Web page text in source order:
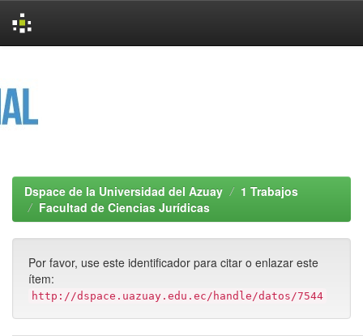
Dspace de la Universidad del Azuay
1 Trabajos
Facultad de Ciencias Jurídicas
Por favor, use este identificador para citar o enlazar este
ítem:
http://dspace.uazuay.edu.ec/handle/datos/7544